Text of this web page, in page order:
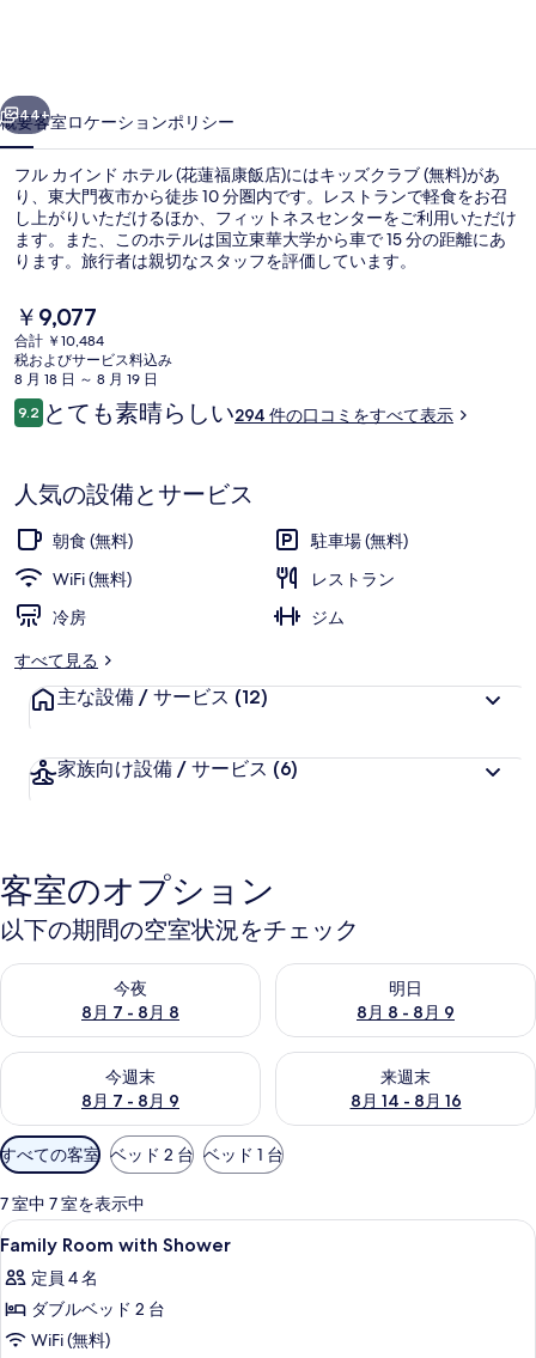
テ
ル
(花
蓮
福
康
飯
店)
の
真
ギ
ャ
ラ
リ
次へ
44+
概要客室ロケーションポリシー
フル カインド ホテル (花蓮福康飯店)にはキッズクラブ (無料)があ
り、東大門夜市から徒歩 10 分圏内です。レストランで軽食をお召
し上がりいただけるほか、フィットネスセンターをご利用いただけ
ます。また、このホテルは国立東華大学から車で 15 分の距離にあ
ります。旅行者は親切なスタッフを評価しています。
現
在
の
料
金
は
す
￥9,077
合計 ￥10,484
税およびサービス料込み
8 月 18 日 ～ 8 月 19 日
口
コ
9.210段階中9.2
とても素晴らしい294 件の口コミをすべて表示
人気の設備とサービス
朝食 (無料)
駐車場 (無料)
WiFi (無料)
レストラン
冷房
ジム
すべて見る
主な設備 / サービス (12)
家族向け設備 / サービス (6)
客室のオプション
以下の期間の空室状況をチェック
今夜
8月 7 - 8月 8
今夜 8月 7 - 8月 8 の空室状況をチェック
明日
8月 8 - 8月 9
明日 8月 8 - 8月 9 の空室状況
今週末
8月 7 - 8月 9
今週末 8月 7 - 8月 9 の空室状況をチェック
来週末
8月 14 - 8月 16
来週末 8月 14 - 8月 16 の空室
利
用
可
能
な
客
室
の
すべての客室 ベッド 2 台 ベッド 1 台
7 室中 7 室を表示中
Family
Room
with
Shower
の
デスク、ノートパソコン用作業スペ
7
Family Room with Shower
定員 4 名
ダブルベッド 2 台
WiFi (無料)